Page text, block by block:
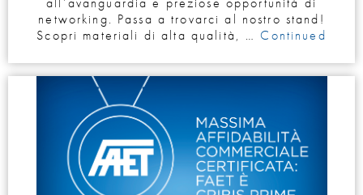
networking. Passa a trovarci al nostro stand!
Scopri materiali di alta qualità, …Continued